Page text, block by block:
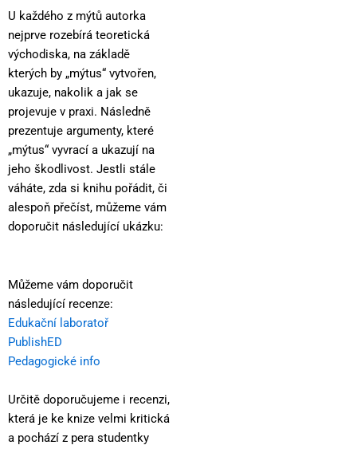
U každého z mýtů autorka
nejprve rozebírá teoretická
východiska, na základě
kterých by „mýtus“ vytvořen,
ukazuje, nakolik a jak se
projevuje v praxi. Následně
prezentuje argumenty, které
„mýtus“ vyvrací a ukazují na
jeho škodlivost. Jestli stále
váháte, zda si knihu pořádit, či
alespoň přečíst, můžeme vám
doporučit následující ukázku:
Můžeme vám doporučit
následující recenze:
Edukační laboratoř
PublishED
Pedagogické info
Určitě doporučujeme i recenzi,
která je ke knize velmi kritická
a pochází z pera studentky